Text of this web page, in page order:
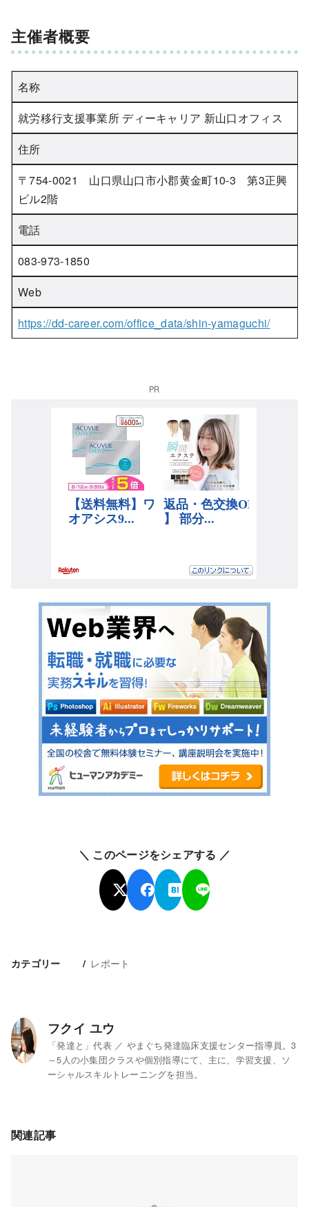
主催者概要
名称
就労移行支援事業所 ディーキャリア 新山口オフィス
住所
〒754-0021 山口県山口市小郡黄金町10-3 第3正興
ビル2階
電話
083-973-1850
Web
https://dd-career.com/office_data/shin-yamaguchi/
PR
＼ このページをシェアする ／
カテゴリー レポート
フクイ ユウ
「発達と」代表 ／ やまぐち発達臨床支援センター指導員。3
～5人の小集団クラスや個別指導にて、主に、学習支援、ソ
ーシャルスキルトレーニングを担当。
関連記事